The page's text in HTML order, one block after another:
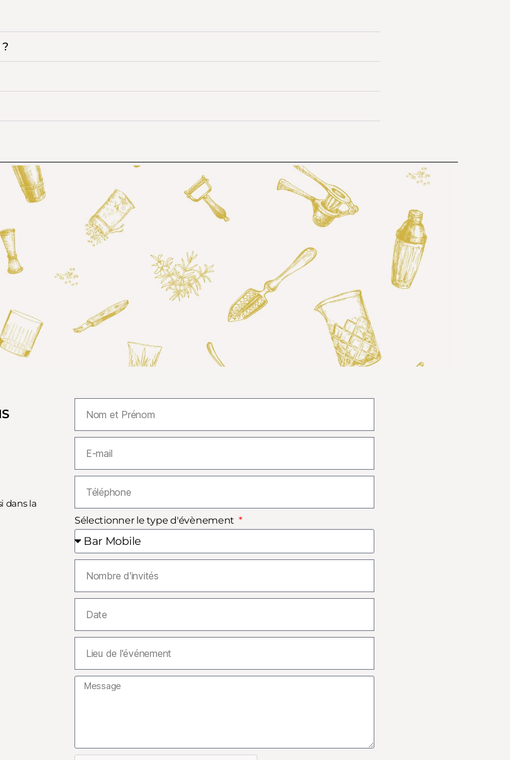
dans la
Sélectionner le type d'évènement